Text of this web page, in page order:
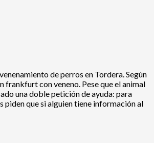
de perros en Tordera. Según
frankfurt con veneno. Pese que el animal
una doble petición de ayuda: para
que si alguien tiene información al